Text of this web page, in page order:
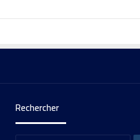
Rechercher